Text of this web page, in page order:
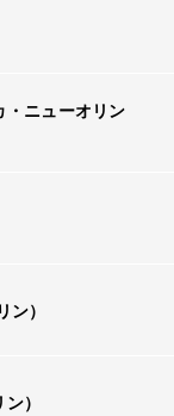
・ニューオリン
）
）